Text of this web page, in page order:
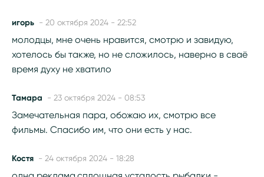
игорь - 20 октября 2024 - 22:52
молодцы, мне очень нравится, смотрю и завидую,
хотелось бы также, но не сложилось, наверно в сваё
время духу не хватило
Тамара - 23 октября 2024 - 08:53
Замечательная пара, обожаю их, смотрю все
фильмы. Спасибо им, что они есть у нас.
Костя - 24 октября 2024 - 18:28